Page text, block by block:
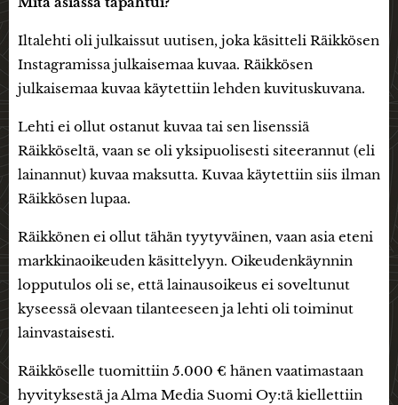
Iltalehti oli julkaissut uutisen, joka käsitteli Räikkösen
Instagramissa julkaisemaa kuvaa. Räikkösen
julkaisemaa kuvaa käytettiin lehden kuvituskuvana.
Lehti ei ollut ostanut kuvaa tai sen lisenssiä
Räikköseltä, vaan se oli yksipuolisesti siteerannut (eli
lainannut) kuvaa maksutta. Kuvaa käytettiin siis ilman
Räikkösen lupaa.
Räikkönen ei ollut tähän tyytyväinen, vaan asia eteni
markkinaoikeuden käsittelyyn. Oikeudenkäynnin
lopputulos oli se, että lainausoikeus ei soveltunut
kyseessä olevaan tilanteeseen ja lehti oli toiminut
lainvastaisesti.
Räikköselle tuomittiin 5.000 € hänen vaatimastaan
hyvityksestä ja Alma Media Suomi Oy:tä kiellettiin